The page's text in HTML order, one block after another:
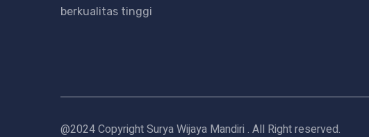
berkualitas tinggi
@2024 Copyright Surya Wijaya Mandiri . All Right reserved.